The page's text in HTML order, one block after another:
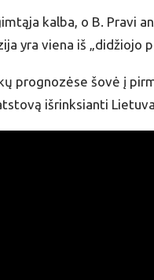
kalba, o B. Pravi
yra viena iš „didžiojo
prognozėse šovė į
išrinksianti